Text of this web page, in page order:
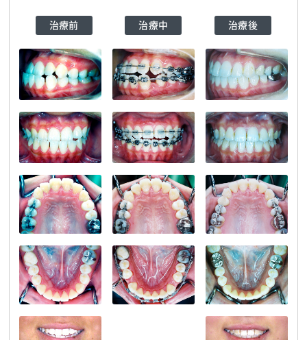
治療前 治療中 治療後
うちだ矯正歯科クリ
ニック
TEL:0743721187
うちだ矯正歯科クリ
ニック
TEL:0743721187
うちだ矯正歯科クリ
ニック
TEL:0743721187
うちだ矯正歯科クリ
ニック
TEL:0743721187
うちだ矯正歯科クリ
ニック
TEL:0743721187
うちだ矯正歯科クリ
ニック
TEL:0743721187
うちだ矯正歯科クリ
ニック
TEL:0743721187
うちだ矯正歯科クリ
ニック
TEL:0743721187
うちだ矯正歯科クリ
ニック
TEL:0743721187
うちだ矯正歯科クリ
ニック
TEL:0743721187
うちだ矯正歯科クリ
ニック
TEL:0743721187
うちだ矯正歯科クリ
ニック
TEL:0743721187